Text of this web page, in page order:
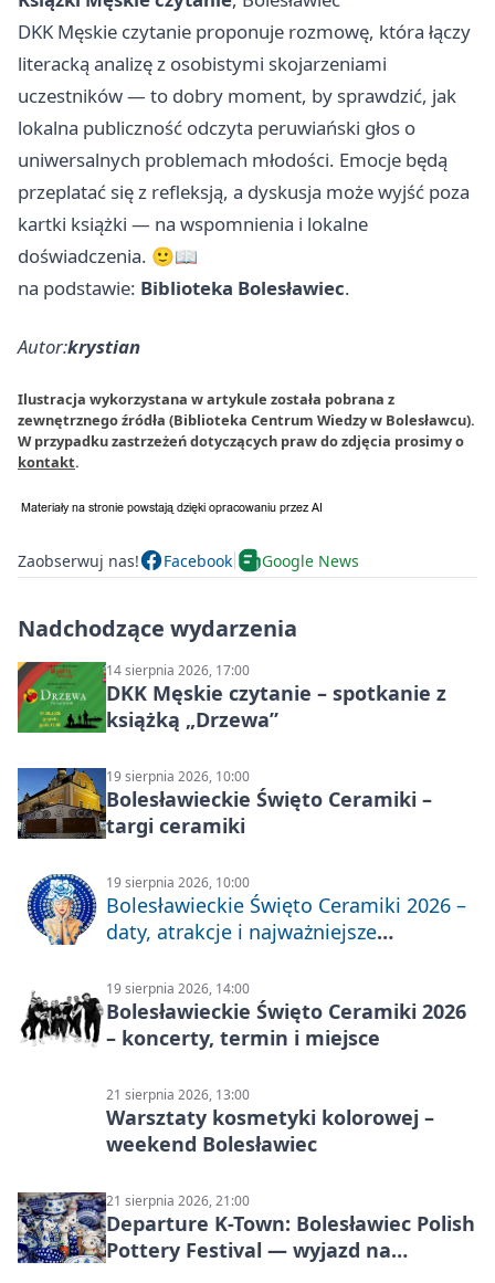
DKK Męskie czytanie proponuje rozmowę, która łączy
literacką analizę z osobistymi skojarzeniami
uczestników — to dobry moment, by sprawdzić, jak
lokalna publiczność odczyta peruwiański głos o
uniwersalnych problemach młodości. Emocje będą
przeplatać się z refleksją, a dyskusja może wyjść poza
kartki książki — na wspomnienia i lokalne
doświadczenia. 🙂📖
na podstawie: Biblioteka Bolesławiec.
Autor:krystian
Ilustracja wykorzystana w artykule została pobrana z
zewnętrznego źródła (Biblioteka Centrum Wiedzy w Bolesławcu).
W przypadku zastrzeżeń dotyczących praw do zdjęcia prosimy o
kontakt.
Zaobserwuj nas! Facebook Google News
Nadchodzące wydarzenia
14 sierpnia 2026, 17:00
DKK Męskie czytanie – spotkanie z
książką „Drzewa”
19 sierpnia 2026, 10:00
Bolesławieckie Święto Ceramiki –
targi ceramiki
19 sierpnia 2026, 10:00
Bolesławieckie Święto Ceramiki 2026 –
daty, atrakcje i najważniejsze
19 sierpnia 2026, 14:00
Bolesławieckie Święto Ceramiki 2026
– koncerty, termin i miejsce
21 sierpnia 2026, 13:00
Warsztaty kosmetyki kolorowej –
weekend Bolesławiec
21 sierpnia 2026, 21:00
Departure K-Town: Bolesławiec Polish
Pottery Festival — wyjazd na